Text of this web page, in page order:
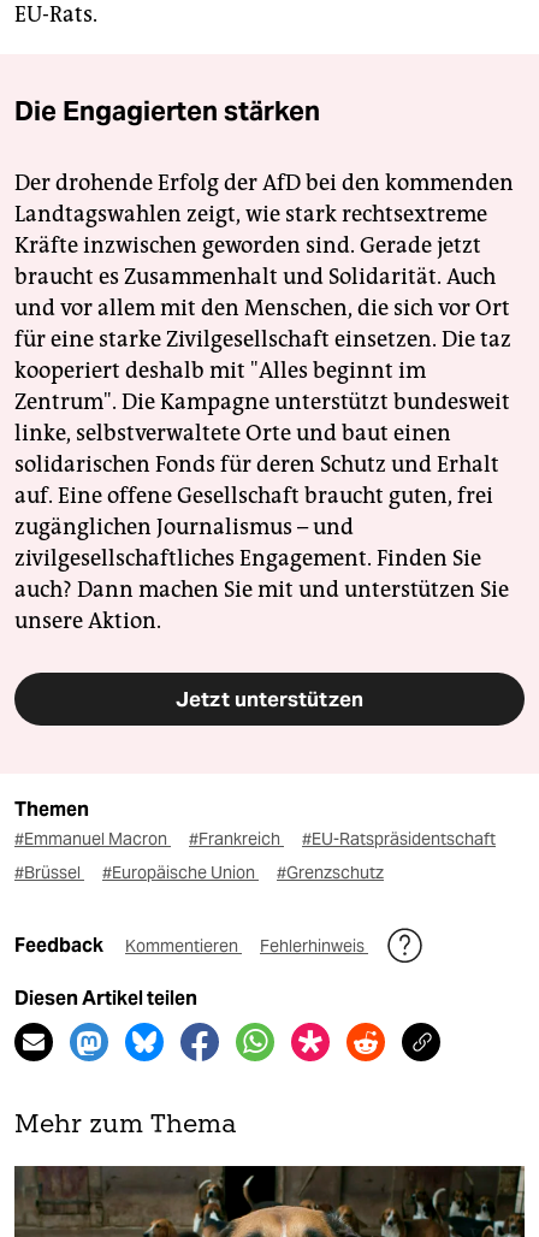
EU-Rats.
Die Engagierten stärken
Der drohende Erfolg der AfD bei den kommenden
Landtagswahlen zeigt, wie stark rechtsextreme
Kräfte inzwischen geworden sind. Gerade jetzt
braucht es Zusammenhalt und Solidarität. Auch
und vor allem mit den Menschen, die sich vor Ort
für eine starke Zivilgesellschaft einsetzen. Die taz
kooperiert deshalb mit "Alles beginnt im
Zentrum". Die Kampagne unterstützt bundesweit
linke, selbstverwaltete Orte und baut einen
solidarischen Fonds für deren Schutz und Erhalt
auf. Eine offene Gesellschaft braucht guten, frei
zugänglichen Journalismus – und
zivilgesellschaftliches Engagement. Finden Sie
auch? Dann machen Sie mit und unterstützen Sie
unsere Aktion.
Jetzt unterstützen
Themen
#Emmanuel Macron #Frankreich
#EU-Ratspräsidentschaft
#Brüssel
#Europäische Union #Grenzschutz
Feedback Kommentieren Fehlerhinweis
Diesen Artikel teilen
Mehr zum Thema